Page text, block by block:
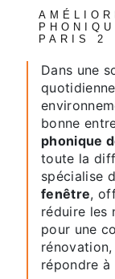
AMÉLIOREZ L'ISOLATION
PARIS 2
Dans une
bonne
phonique
toute la
spécialise
fenêtre,
réduire les
pour une
répondre à